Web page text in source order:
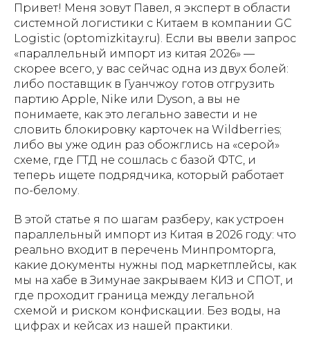
Привет! Меня зовут Павел, я эксперт в области
системной логистики с Китаем в компании GC
Logistic (optomizkitay.ru). Если вы ввели запрос
«параллельный импорт из китая 2026» —
скорее всего, у вас сейчас одна из двух болей:
либо поставщик в Гуанчжоу готов отгрузить
партию Apple, Nike или Dyson, а вы не
понимаете, как это легально завести и не
словить блокировку карточек на Wildberries;
либо вы уже один раз обожглись на «серой»
схеме, где ГТД не сошлась с базой ФТС, и
теперь ищете подрядчика, который работает
по-белому.
В этой статье я по шагам разберу, как устроен
параллельный импорт из Китая в 2026 году: что
реально входит в перечень Минпромторга,
какие документы нужны под маркетплейсы, как
мы на хабе в Зимунае закрываем КИЗ и СПОТ, и
где проходит граница между легальной
схемой и риском конфискации. Без воды, на
цифрах и кейсах из нашей практики.